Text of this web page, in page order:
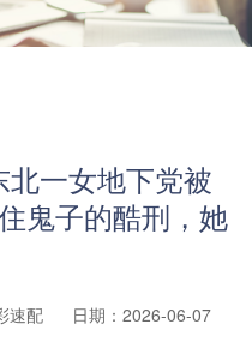
一女地下党被
鬼子的酷刑，她
速配
日期：2026-06-07